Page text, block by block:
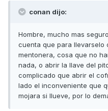
conan dijo:
Hombre, mucho mas
cuenta que para llevarselo
mentonera, cosa que no
nada, o abrir la llave del
complicado que abrir el
lado el inconveniente que
mojara si llueve, por lo